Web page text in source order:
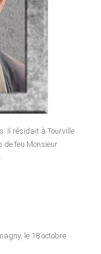
Il résidait à Tourville
de feu Monsieur
le 18 octobre